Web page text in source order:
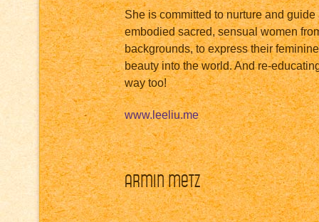
She is committed to nurture and
embodied sacred, sensual women
backgrounds, to express their
beauty into the world. And re-
way too!
www.leeliu.me
Armin Metz